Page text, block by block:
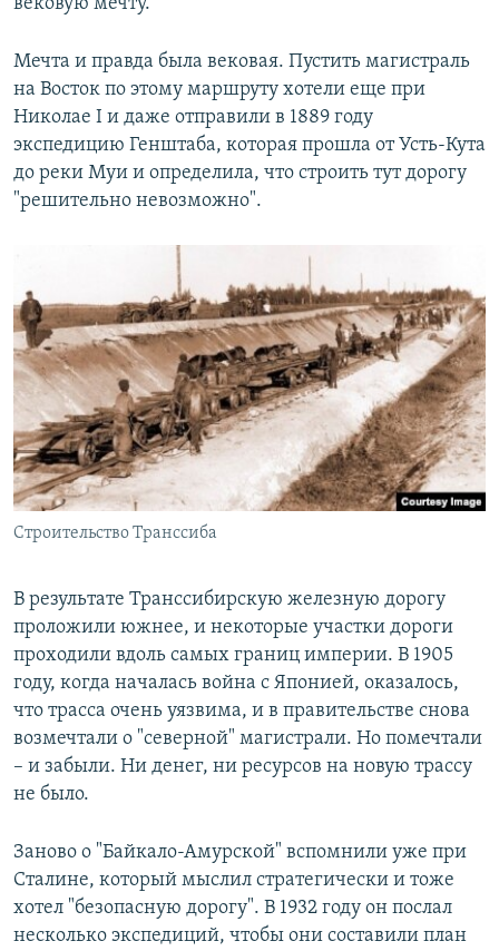
вековую мечту.
Мечта и правда была вековая. Пустить магистраль
на Восток по этому маршруту хотели еще при
Николае I и даже отправили в 1889 году
экспедицию Генштаба, которая прошла от Усть-Кута
до реки Муи и определила, что строить тут дорогу
"решительно невозможно".
Строительство Транссиба
В результате Транссибирскую железную дорогу
проложили южнее, и некоторые участки дороги
проходили вдоль самых границ империи. В 1905
году, когда началась война с Японией, оказалось,
что трасса очень уязвима, и в правительстве снова
возмечтали о "северной" магистрали. Но помечтали
– и забыли. Ни денег, ни ресурсов на новую трассу
не было.
Заново о "Байкало-Амурской" вспомнили уже при
Сталине, который мыслил стратегически и тоже
хотел "безопасную дорогу". В 1932 году он послал
несколько экспедиций, чтобы они составили план